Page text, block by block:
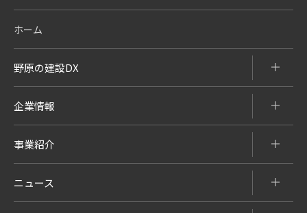
ホーム
野原の建設DX
企業情報
事業紹介
ニュース